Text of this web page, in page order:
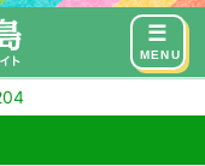
MENU
お問い合わせ